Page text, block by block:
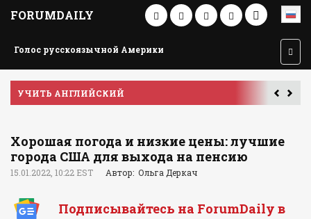
FORUMDAILY
Голос русскоязычной Америки
УЧИТЬ АНГЛИЙСКИЙ
Хорошая погода и низкие цены: лучшие
города США для выхода на пенсию
15.01.2022, 10:22 EST Автор: Ольга Деркач
Подписывайтесь на ForumDaily в